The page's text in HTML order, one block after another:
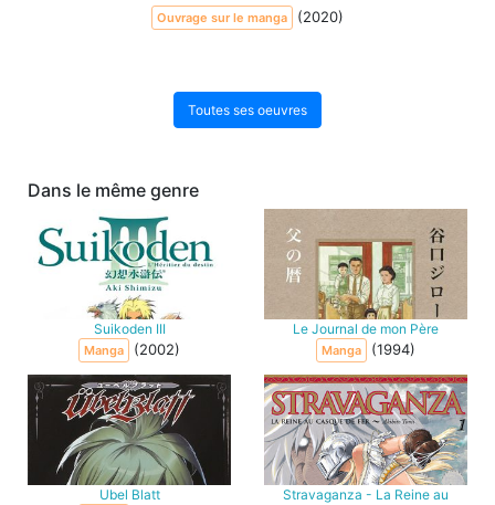
Ouvrage sur le manga (2020)
Toutes ses oeuvres
Dans le même genre
Suikoden III
Manga (2002)
Le Journal de mon Père
Manga (1994)
Ubel Blatt
Stravaganza - La Reine au